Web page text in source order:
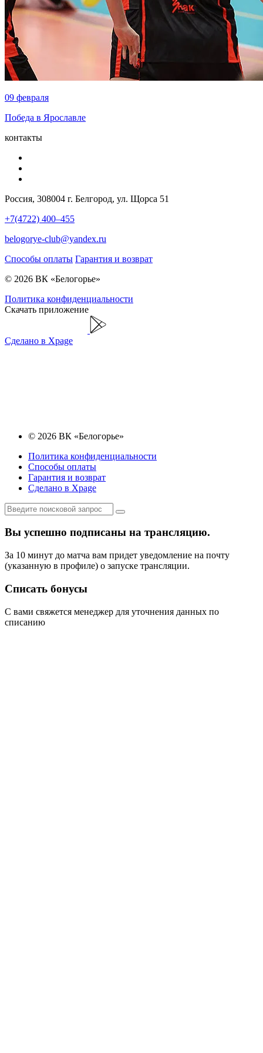
09 февраля
Победа в Ярославле
контакты
Россия, 308004 г. Белгород, ул. Щорса 51
+7(4722) 400–455
belogorye-club@yandex.ru
Способы оплаты Гарантия и возврат
© 2026 ВК «Белогорье»
Политика конфиденциальности
Скачать приложение
Сделано в Xpage
© 2026 ВК «Белогорье»
Политика конфиденциальности
Способы оплаты
Гарантия и возврат
Сделано в Xpage
Вы успешно подписаны на трансляцию.
За 10 минут до матча вам придет уведомление на почту
(указанную в профиле) о запуске трансляции.
Списать бонусы
С вами свяжется менеджер для уточнения данных по
списанию